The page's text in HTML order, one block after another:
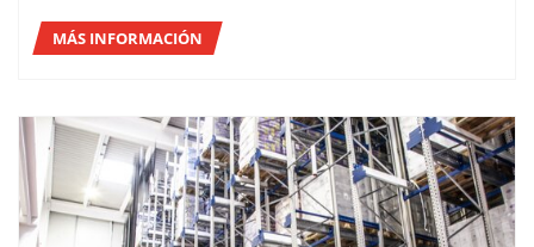
MÁS INFORMACIÓN